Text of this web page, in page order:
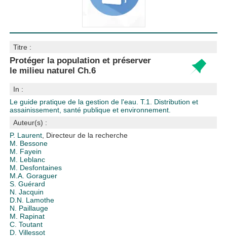
Titre :
Protéger la population et préserver
le milieu naturel Ch.6
In :
Le guide pratique de la gestion de l'eau. T.1. Distribution et
assainissement, santé publique et environnement.
Auteur(s) :
P. Laurent , Directeur de la recherche
M. Bessone
M. Fayein
M. Leblanc
M. Desfontaines
M.A. Goraguer
S. Guérard
N. Jacquin
D.N. Lamothe
N. Paillauge
M. Rapinat
C. Toutant
D. Villessot